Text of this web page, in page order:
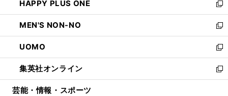
く
で
開
く
ド
ウ
で
開
く
ィ
ン
ド
ウ
で
開
く
い
ウ
ィ
ン
ド
ウ
で
開
HAPPY PLUS ONE
新
し
い
ウ
ィ
ン
ド
ウ
MEN'S NON-NO
新
し
い
ウ
ィ
ン
UOMO
新
し
い
ウ
集英社オンライン
新
し
芸能・情報・スポーツ